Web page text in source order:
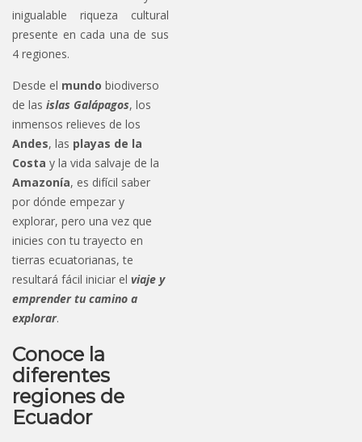
inigualable riqueza cultural
presente en cada una de sus
4 regiones.
Desde el mundo biodiverso
de las islas Galápagos, los
inmensos relieves de los
Andes, las playas de la
Costa y la vida salvaje de la
Amazonía, es difícil saber
por dónde empezar y
explorar, pero una vez que
inicies con tu trayecto en
tierras ecuatorianas, te
resultará fácil iniciar el viaje y
emprender tu camino a
explorar.
Conoce la
diferentes
regiones de
Ecuador